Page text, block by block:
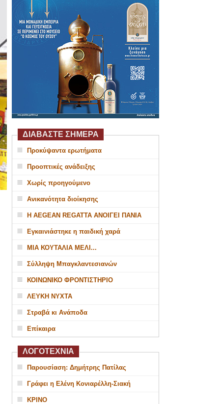
ΔΙΑΒΑΣΤΕ ΣΗΜΕΡΑ
Προκύψαντα ερωτήματα
Προοπτικές ανάδειξης
Χωρίς προηγούμενο
Ανικανότητα διοίκησης
Η AEGEAN REGATTA ΑΝΟΙΓΕΙ ΠΑΝΙΑ
Εγκαινιάστηκε η παιδική χαρά
ΜΙΑ ΚΟΥΤΑΛΙΑ ΜΕΛΙ...
Σύλληψη Μπαγκλαντεσιανών
ΚΟΙΝΩΝΙΚΟ ΦΡΟΝΤΙΣΤΗΡΙΟ
ΛΕΥΚΗ ΝΥΧΤΑ
Στραβά κι Ανάποδα
Επίκαιρα
ΛΟΓΟΤΕΧΝΙΑ
Παρουσίαση: Δημήτρης Πατίλας
Γράφει η Ελένη Κονιαρέλλη-Σιακή
ΚΡΙΝΟ